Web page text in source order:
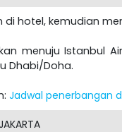
di hotel, kemudian
menuju Istanbul
Dhabi/Doha.
Jadwal penerbangan